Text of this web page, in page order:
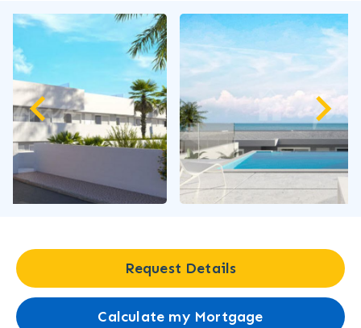
Request Details
Calculate my Mortgage